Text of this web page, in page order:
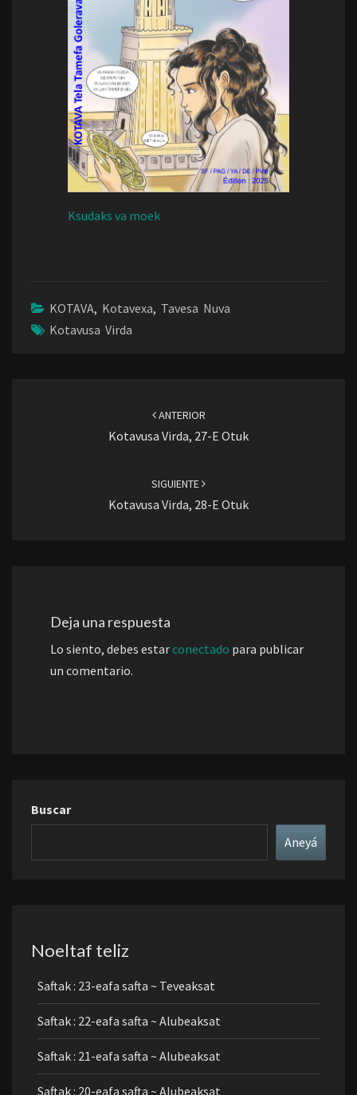
Ksudaks va moek
KOTAVA, Kotavexa, Tavesa Nuva
Kotavusa Virda
ANTERIOR
Kotavusa Virda, 27-E Otuk
SIGUIENTE
Kotavusa Virda, 28-E Otuk
Deja una respuesta
Lo siento, debes estarconectado para publicar
un comentario.
Buscar
Aneyá
Noeltaf teliz
Saftak : 23-eafa safta ~ Teveaksat
Saftak : 22-eafa safta ~ Alubeaksat
Saftak : 21-eafa safta ~ Alubeaksat
Saftak : 20-eafa safta ~ Alubeaksat